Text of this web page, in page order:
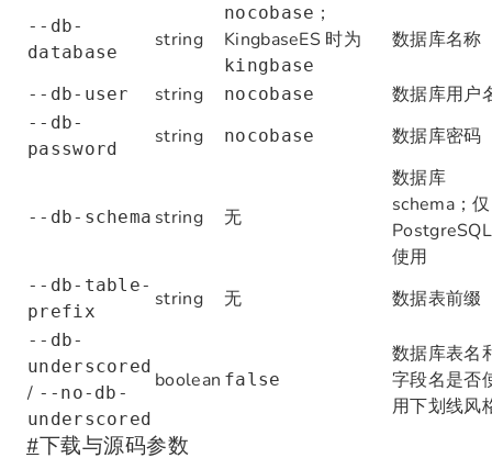
--db-
database
string
nocobase ；
KingbaseES 时为
kingbase
数据库名称
--db-user string nocobase 数据库用户
--db-
password
string nocobase 数据库密码
--db-schema string 无
数据库
schema；仅
PostgreSQL
使用
--db-table-
prefix
string 无 数据表前缀
--db-
underscored
/ --no-db-
underscored
boolean false
数据库表名
字段名是否
用下划线风
#下载与源码参数